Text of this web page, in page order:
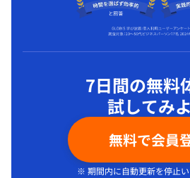
7日間の無料
試してみ
無料で会員
※ 期間内に自動更新を停止い